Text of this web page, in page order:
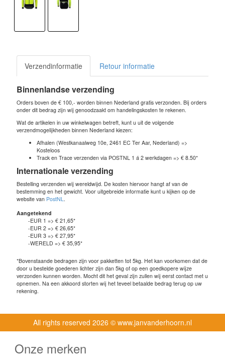
Verzendinformatie Retour informatie
Binnenlandse verzending
Orders boven de € 100,- worden binnen Nederland gratis verzonden. Bij orders
onder dit bedrag zijn wij genoodzaakt om handelingskosten te rekenen.
Wat de artikelen in uw winkelwagen betreft, kunt u uit de volgende
verzendmogelijkheden binnen Nederland kiezen:
Afhalen (Westkanaalweg 10e, 2461 EC Ter Aar, Nederland) =>
Kosteloos
Track en Trace verzenden via POSTNL 1 á 2 werkdagen => € 8.50*
Internationale verzending
Bestelling verzenden wij wereldwijd. De kosten hiervoor hangt af van de
bestemming en het gewicht. Voor uitgebreide informatie kunt u kijken op de
website van PostNL
Aangetekend
-EUR 1 => € 21,65*
-EUR 2 => € 26,65*
-EUR 3 => € 27,95*
-WERELD => € 35,95*
*Bovenstaande bedragen zijn voor pakketten tot 5kg. Het kan voorkomen dat de
door u bestelde goederen lichter zijn dan 5kg of op een goedkopere wijze
verzonden kunnen worden. Mocht dit het geval zijn zullen wij eerst contact met u
opnemen. Na een akkoord storten wij het teveel betaalde bedrag terug op uw
rekening.
All rights reserved 2026 © www.janvanderhoorn.nl
Onze merken